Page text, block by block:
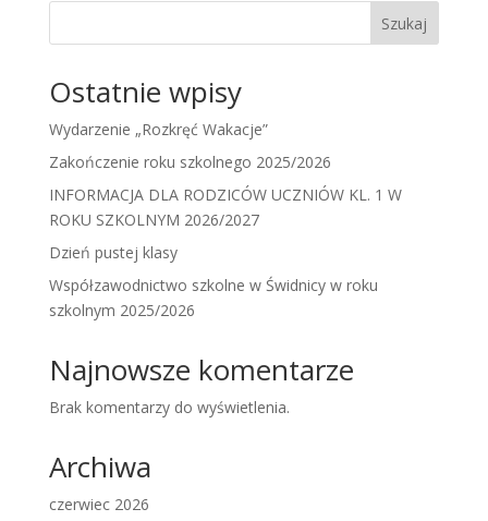
Szukaj
Ostatnie wpisy
Wydarzenie „Rozkręć Wakacje”
Zakończenie roku szkolnego 2025/2026
INFORMACJA DLA RODZICÓW UCZNIÓW KL. 1 W
ROKU SZKOLNYM 2026/2027
Dzień pustej klasy
Współzawodnictwo szkolne w Świdnicy w roku
szkolnym 2025/2026
Najnowsze komentarze
Brak komentarzy do wyświetlenia.
Archiwa
czerwiec 2026